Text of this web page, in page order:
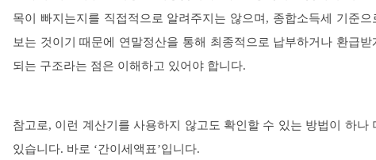
목이 빠지는지를 직접적으로 알려주지는 않으며, 종합소득세 기준으
보는 것이기 때문에 연말정산을 통해 최종적으로 납부하거나 환급받
되는 구조라는 점은 이해하고 있어야 합니다.
참고로, 이런 계산기를 사용하지 않고도 확인할 수 있는 방법이 하나
있습니다. 바로 ‘간이세액표’입니다.